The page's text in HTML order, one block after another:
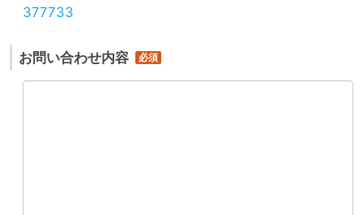
377733
お問い合わせ内容